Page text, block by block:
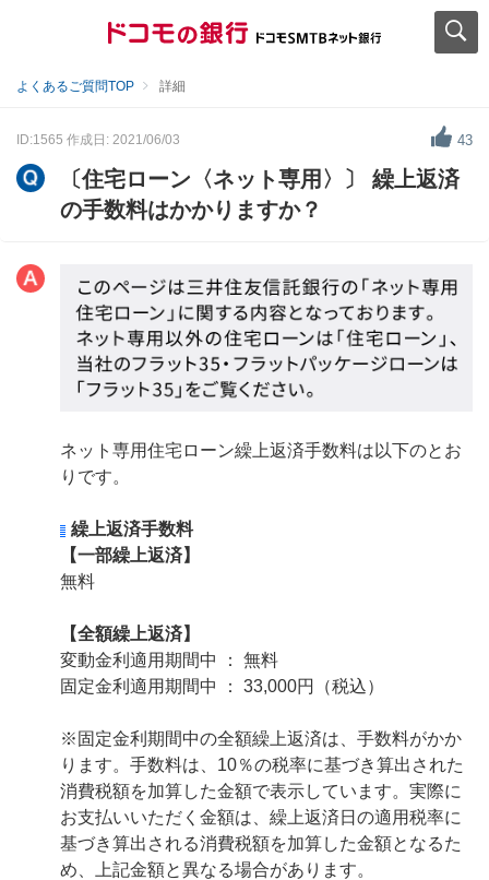
よくあるご質問TOP 詳細
ID:1565 作成日: 2021/06/03 43
〔住宅ローン〈ネット専用〉〕 繰上返済
の手数料はかかりますか？
ネット専用住宅ローン繰上返済手数料は以下のとお
りです。
繰上返済手数料
【一部繰上返済】
無料
【全額繰上返済】
変動金利適用期間中 ： 無料
固定金利適用期間中 ： 33,000円（税込）
※固定金利期間中の全額繰上返済は、手数料がかか
ります。手数料は、10％の税率に基づき算出された
消費税額を加算した金額で表示しています。実際に
お支払いいただく金額は、繰上返済日の適用税率に
基づき算出される消費税額を加算した金額となるた
め、上記金額と異なる場合があります。